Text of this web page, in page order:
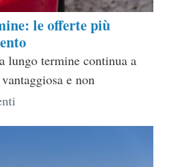
le offerte più
lungo termine continua a
e non